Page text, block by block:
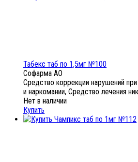
Табекс таб по 1,5мг №100
Софарма АО
Средство коррекции нарушений
и наркомании, Средство лечения
Нет в наличии
Купить